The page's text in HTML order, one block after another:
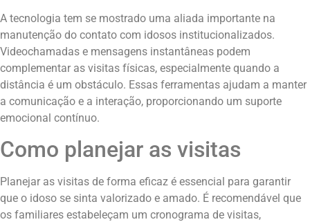
A tecnologia tem se mostrado uma aliada importante na
manutenção do contato com idosos institucionalizados.
Videochamadas e mensagens instantâneas podem
complementar as visitas físicas, especialmente quando a
distância é um obstáculo. Essas ferramentas ajudam a manter
a comunicação e a interação, proporcionando um suporte
emocional contínuo.
Como planejar as visitas
Planejar as visitas de forma eficaz é essencial para garantir
que o idoso se sinta valorizado e amado. É recomendável que
os familiares estabeleçam um cronograma de visitas,